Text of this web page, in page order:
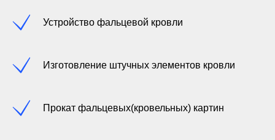
Устройство фальцевой кровли
Изготовление штучных элементов кровли
Прокат фальцевых(кровельных) картин